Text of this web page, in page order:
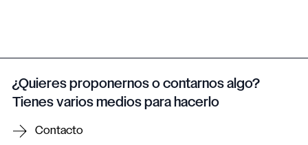
¿Quieres proponernos o contarnos algo?
Tienes varios medios para hacerlo
Contacto